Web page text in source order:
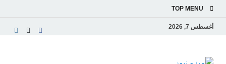
TOP MENU
أغسطس 7, 2026